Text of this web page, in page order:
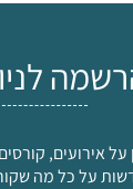
אירועים,
על כל מה